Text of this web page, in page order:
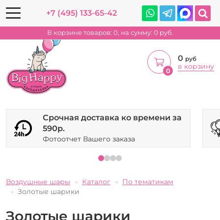
+7 (495) 133-65-42
В корзине товаров: 0, на сумму: 0 руб.
0
0 руб
в корзину
Срочная доставка ко времени за
590р.
Фотоотчет Вашего заказа
Воздушные шары Каталог
По тематикам
Золотые шарики
Золотые шарики